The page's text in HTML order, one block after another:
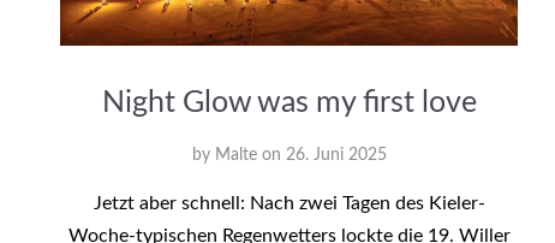
Night Glow was my first love
by Malte on 26. Juni 2025
Jetzt aber schnell: Nach zwei Tagen des Kieler-
Woche-typischen Regenwetters lockte die 19. Willer